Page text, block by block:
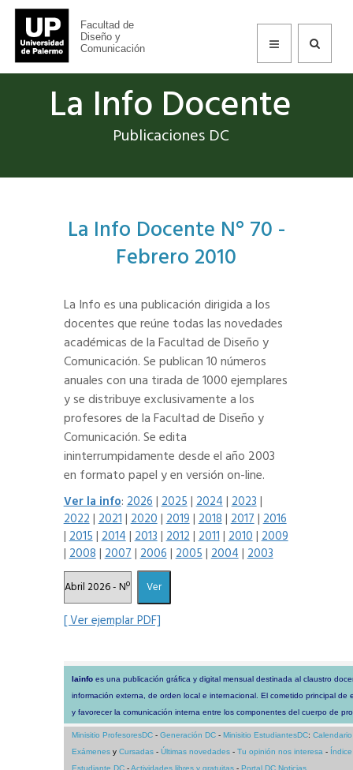
Facultad de
Diseño y
Comunicación
La Info Docente
Publicaciones DC
La Info Docente N° 70 -
Febrero 2010
La Info es una publicación dirigida a los
docentes que reúne todas las novedades
académicas de la Facultad de Diseño y
Comunicación. Se publican 10 números
anuales con una tirada de 1000 ejemplares
y se distribuye exclusivamente a los
profesores de la Facultad de Diseño y
Comunicación. Se edita
ininterrumpidamente desde el año 2003
en formato papel y en versión on-line.
Ver la info:2026|2025|2024|2023|
2022|2021|2020|2019|2018|2017|2016
|2015|2014|2013|2012|2011|2010|2009
|2008|2007|2006|2005|2004|2003
[ Ver ejemplar PDF]
lainfoes una publicación gráfica y digital mensual destinada al claustro
información externa, de orden local e internacional. El cometido principal
y favorecer la comunicación interna entre los componentes del cuerpo de
Minisitio ProfesoresDC- Generación DC- Minisitio EstudiantesDC:
Exámenesy Cursadas- Últimas novedades- Tu opinión nos interesa - Índice
Estudiante DC-Actividades libres y gratuitas- Portal DC Noticias